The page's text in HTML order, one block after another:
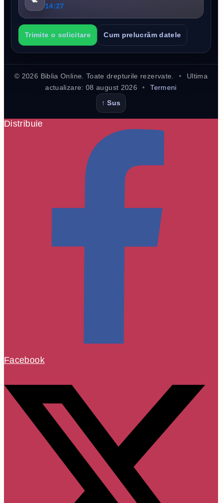
14:27
Trimite o solicitare Cum prelucrăm datele
© 2026 Biblia Online. Toate drepturile rezervate. •
Ultima
actualizare: 08 august 2026 •
Termeni
↑ Sus
Distribuie
Facebook